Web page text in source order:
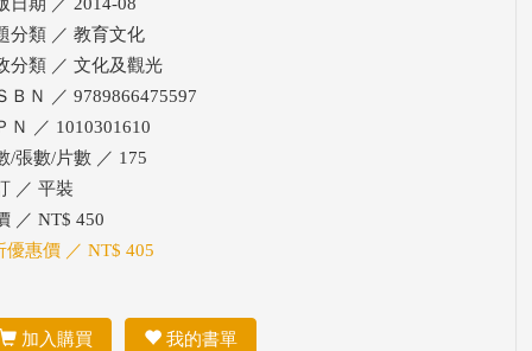
分類 ／ 教育文化
分類 ／ 文化及觀光
ＢＮ ／ 9789866475597
Ｎ ／ 1010301610
/張數/片數 ／ 175
／ 平裝
／ NT$ 450
優惠價 ／ NT$ 405
加入購買 我的書單